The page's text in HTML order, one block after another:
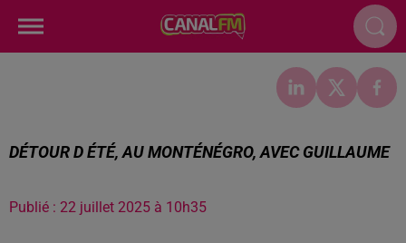
DÉTOUR D ÉTÉ, AU MONTÉNÉGRO, AVEC GUILLAUME
Publié : 22 juillet 2025 à 10h35